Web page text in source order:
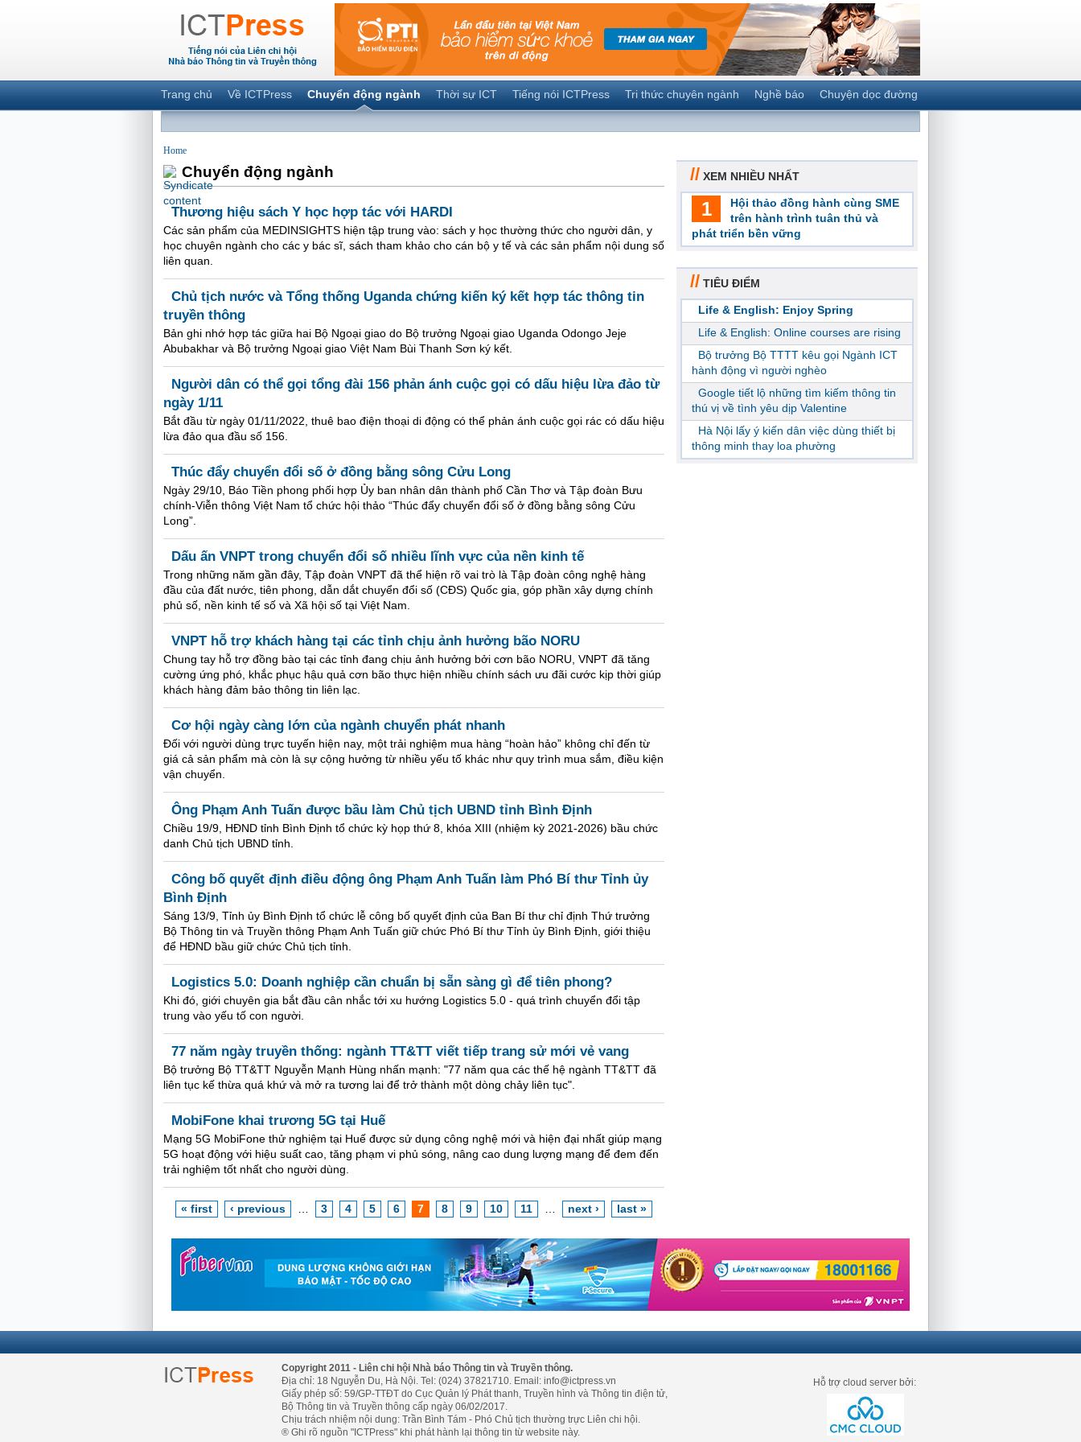
Trang chủ Về ICTPress Chuyển động ngành Thời sự ICT Tiếng nói ICTPress Tri thức chuyên ngành Nghề báo Chuyện dọc đường
Home
Chuyển động ngành
Thương hiệu sách Y học hợp tác với HARDI
Các sản phẩm của MEDINSIGHTS hiện tập trung vào: sách y học thường thức cho người dân, y
học chuyên ngành cho các y bác sĩ, sách tham khảo cho cán bộ y tế và các sản phẩm nội dung số
liên quan.
Chủ tịch nước và Tổng thống Uganda chứng kiến ký kết hợp tác thông tin
truyền thông
Bản ghi nhớ hợp tác giữa hai Bộ Ngoại giao do Bộ trưởng Ngoại giao Uganda Odongo Jeje
Abubakhar và Bộ trưởng Ngoại giao Việt Nam Bùi Thanh Sơn ký kết.
Người dân có thể gọi tổng đài 156 phản ánh cuộc gọi có dấu hiệu lừa đảo từ
ngày 1/11
Bắt đầu từ ngày 01/11/2022, thuê bao điện thoại di động có thể phản ánh cuộc gọi rác có dấu hiệu
lừa đảo qua đầu số 156.
Thúc đẩy chuyển đổi số ở đồng bằng sông Cửu Long
Ngày 29/10, Báo Tiền phong phối hợp Ủy ban nhân dân thành phố Cần Thơ và Tập đoàn Bưu
chính-Viễn thông Việt Nam tổ chức hội thảo “Thúc đẩy chuyển đổi số ở đồng bằng sông Cửu
Long”.
Dấu ấn VNPT trong chuyển đổi số nhiều lĩnh vực của nền kinh tế
Trong những năm gần đây, Tập đoàn VNPT đã thể hiện rõ vai trò là Tập đoàn công nghệ hàng
đầu của đất nước, tiên phong, dẫn dắt chuyển đổi số (CĐS) Quốc gia, góp phần xây dựng chính
phủ số, nền kinh tế số và Xã hội số tại Việt Nam.
VNPT hỗ trợ khách hàng tại các tỉnh chịu ảnh hưởng bão NORU
Chung tay hỗ trợ đồng bào tại các tỉnh đang chịu ảnh hưởng bởi cơn bão NORU, VNPT đã tăng
cường ứng phó, khắc phục hậu quả cơn bão thực hiện nhiều chính sách ưu đãi cước kịp thời giúp
khách hàng đảm bảo thông tin liên lạc.
Cơ hội ngày càng lớn của ngành chuyển phát nhanh
Đối với người dùng trực tuyến hiện nay, một trải nghiệm mua hàng “hoàn hảo” không chỉ đến từ
giá cả sản phẩm mà còn là sự cộng hưởng từ nhiều yếu tố khác như quy trình mua sắm, điều kiện
vận chuyển.
Ông Phạm Anh Tuấn được bầu làm Chủ tịch UBND tỉnh Bình Định
Chiều 19/9, HĐND tỉnh Bình Định tổ chức kỳ họp thứ 8, khóa XIII (nhiệm kỳ 2021-2026) bầu chức
danh Chủ tịch UBND tỉnh.
Công bố quyết định điều động ông Phạm Anh Tuấn làm Phó Bí thư Tỉnh ủy
Bình Định
Sáng 13/9, Tỉnh ủy Bình Định tổ chức lễ công bố quyết định của Ban Bí thư chỉ định Thứ trưởng
Bộ Thông tin và Truyền thông Phạm Anh Tuấn giữ chức Phó Bí thư Tỉnh ủy Bình Định, giới thiệu
để HĐND bầu giữ chức Chủ tịch tỉnh.
Logistics 5.0: Doanh nghiệp cần chuẩn bị sẵn sàng gì để tiên phong?
Khi đó, giới chuyên gia bắt đầu cân nhắc tới xu hướng Logistics 5.0 - quá trình chuyển đổi tập
trung vào yếu tố con người.
77 năm ngày truyền thống: ngành TT&TT viết tiếp trang sử mới vẻ vang
Bộ trưởng Bộ TT&TT Nguyễn Mạnh Hùng nhấn mạnh: "77 năm qua các thế hệ ngành TT&TT đã
liên tục kế thừa quá khứ và mở ra tương lai để trở thành một dòng chảy liên tục".
MobiFone khai trương 5G tại Huế
Mạng 5G MobiFone thử nghiệm tại Huế được sử dụng công nghệ mới và hiện đại nhất giúp mạng
5G hoạt động với hiệu suất cao, tăng phạm vi phủ sóng, nâng cao dung lượng mạng để đem đến
trải nghiệm tốt nhất cho người dùng.
« first ‹ previous 3 4 5 6 7 8 9 10 11 next › last »
// XEM NHIỀU NHẤT
1
Hội thảo đồng hành cùng SME
trên hành trình tuân thủ và
phát triển bền vững
// TIÊU ĐIỂM
Life & English: Enjoy Spring
Life & English: Online courses are rising
Bộ trưởng Bộ TTTT kêu gọi Ngành ICT
hành động vì người nghèo
Google tiết lộ những tìm kiếm thông tin
thú vị về tình yêu dịp Valentine
Hà Nội lấy ý kiến dân việc dùng thiết bị
thông minh thay loa phường
Copyright 2011 - Liên chi hội Nhà báo Thông tin và Truyền thông.
Địa chỉ: 18 Nguyễn Du, Hà Nội. Tel: (024) 37821710. Email: info@ictpress.vn
Giấy phép số: 59/GP-TTĐT do Cục Quản lý Phát thanh, Truyền hình và Thông tin điện tử,
Bộ Thông tin và Truyền thông cấp ngày 06/02/2017.
Chịu trách nhiệm nội dung: Trần Bình Tám - Phó Chủ tịch thường trực Liên chi hội.
® Ghi rõ nguồn "ICTPress" khi phát hành lại thông tin từ website này.
Hỗ trợ cloud server bởi: